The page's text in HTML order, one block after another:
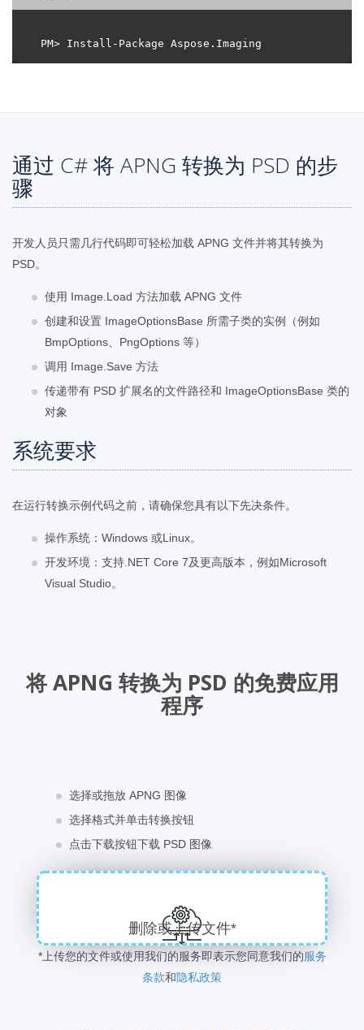
通过 C# 将 APNG 转换为 PSD 的步
骤
开发人员只需几行代码即可轻松加载 APNG 文件并将其转换为
PSD。
使用 Image.Load 方法加载 APNG 文件
创建和设置 ImageOptionsBase 所需子类的实例（例如
BmpOptions、PngOptions 等）
调用 Image.Save 方法
传递带有 PSD 扩展名的文件路径和 ImageOptionsBase 类的
对象
系统要求
在运行转换示例代码之前，请确保您具有以下先决条件。
操作系统：Windows 或Linux。
开发环境：支持.NET Core 7及更高版本，例如Microsoft
Visual Studio。
将 APNG 转换为 PSD 的免费应用
程序
选择或拖放 APNG 图像
选择格式并单击转换按钮
点击下载按钮下载 PSD 图像
删除或上传文件*
*上传您的文件或使用我们的服务即表示您同意我们的服务
条款和隐私政策